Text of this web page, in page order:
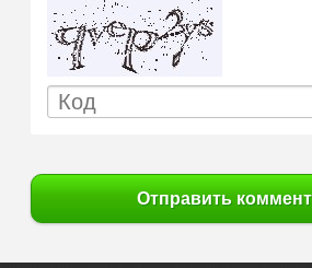
Отправить